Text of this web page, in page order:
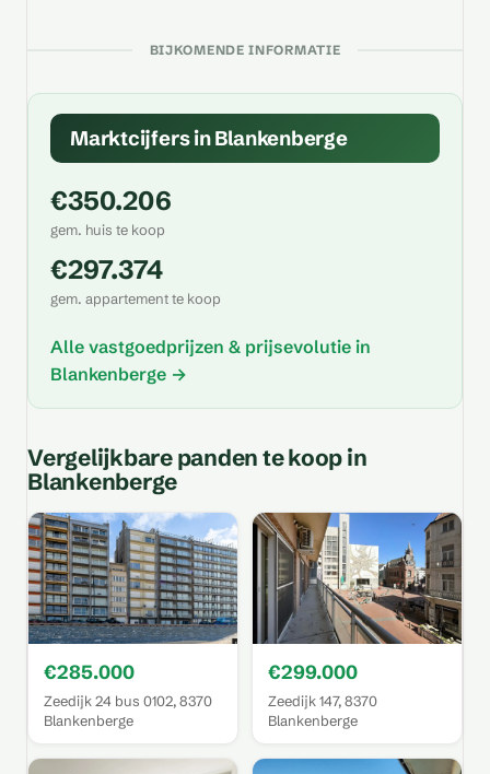
BIJKOMENDE INFORMATIE
Marktcijfers in Blankenberge
€350.206
gem. huis te koop
€297.374
gem. appartement te koop
Alle vastgoedprijzen & prijsevolutie in
Blankenberge →
Vergelijkbare panden te koop in
Blankenberge
€285.000
Zeedijk 24 bus 0102, 8370
Blankenberge
€299.000
Zeedijk 147, 8370
Blankenberge